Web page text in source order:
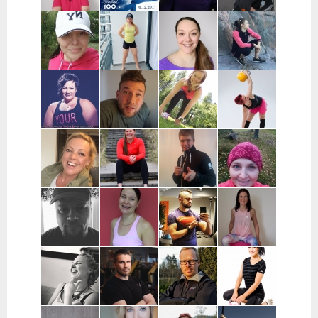
Samuli Lätti |
Oulu
Agnieszka
Jonczyk |
Hämeenlinna
Anu Keskitalo
| Oulu
Heta Kurko |
Jyväskylä,
Vaajakoski
Päivi Griffin |
Jyväskylä,
Muurame,
Äänekoski
Sinnasport |
Helsinki,
Espoo, Turku,
Raisio,
Naantali
Annina Kaija |
Helsinki,
Espoo, Vantaa
Jaana Wuoma
| Helsinki,
Espoo, Vantaa
Riikka Harjula
| Tampere,
Nokia
Jani Rantala |
Turku,
Naantali,
Raisio
Hanne
Tuominiemi |
Vantaa,
pääkaupunkiseutu
Sari Dahlsten
| Pohjanmaa
Anette Huila |
Turku,
Kaarina,
Raisio,
Parainen
Amanda Silver |
Tuusula,
pääkaupunkiseutu
Arttu
Pakkanen |
Kouvola ja
lähialueet
Katja Kataja |
Laitila,
Uusikaupunki,
Mynämäki
Janne Mattila
Tiina Ekman |
Tampere,
Kangasala,
Pirkanmaa
Tommi Juvenius |
Pääkaupunkiseutu,
Etävalmennus
Personal
Trainer Rauna
Poutanen |
Tampere,
Nokia,
Ylöjärvi,